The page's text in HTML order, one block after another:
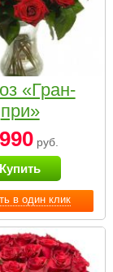
в один клик
«Гран-
при»
руб.
Купить